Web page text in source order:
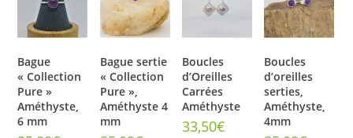
Bague
« Collection
Pure »
Améthyste,
6 mm
Bague sertie
« Collection
Pure »,
Améthyste 4
mm
Boucles
d’Oreilles
Carrées
Améthyste
33,50€
Boucles
d’oreilles
serties,
Améthyste,
4mm